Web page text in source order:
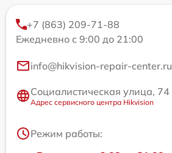
+7 (863) 209-71-88
Ежедневно с 9:00 до 21:00
info@hikvision-repair-center.ru
Социалистическая улица, 74
Адрес сервисного центра Hikvision
Режим работы: